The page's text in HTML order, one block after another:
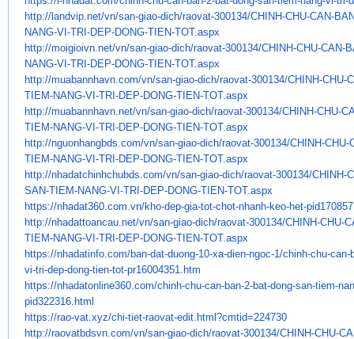
http://landvip.net/vn/san-giao-dich/raovat-300134/CHINH-CHU-CAN-
NANG-VI-TRI-DEP-DONG-TIEN-TOT.aspx
http://moigioivn.net/vn/san-giao-dich/raovat-300134/CHINH-CHU-CAN-
NANG-VI-TRI-DEP-DONG-TIEN-TOT.aspx
http://muabannhavn.com/vn/san-giao-dich/raovat-300134/CHINH-CHU-
TIEM-NANG-VI-TRI-DEP-DONG-TIEN-TOT.aspx
http://muabannhavn.net/vn/san-giao-dich/raovat-300134/CHINH-CHU-
TIEM-NANG-VI-TRI-DEP-DONG-TIEN-TOT.aspx
http://nguonhangbds.com/vn/san-giao-dich/raovat-300134/CHINH-CHU-
TIEM-NANG-VI-TRI-DEP-DONG-TIEN-TOT.aspx
http://nhadatchinhchubds.com/vn/san-giao-dich/raovat-300134/CHINH-
SAN-TIEM-NANG-VI-TRI-DEP-DONG-TIEN-TOT.aspx
https://nhadat360.com.vn/kho-dep-gia-tot-chot-nhanh-keo-het-
http://nhadattoancau.net/vn/san-giao-dich/raovat-300134/CHINH-CHU-
TIEM-NANG-VI-TRI-DEP-DONG-TIEN-TOT.aspx
https://nhadatinfo.com/ban-dat-duong-10-xa-dien-ngoc-1/chinh-chu-can-
vi-tri-dep-dong-tien-tot-pr16004351.htm
https://nhadatonline360.com/chinh-chu-can-ban-2-bat-dong-san-tiem-
pid322316.html
https://rao-vat.xyz/chi-tiet-raovat-edit.html?cmtid=224730
http://raovatbdsvn.com/vn/san-giao-dich/raovat-300134/CHINH-CHU-